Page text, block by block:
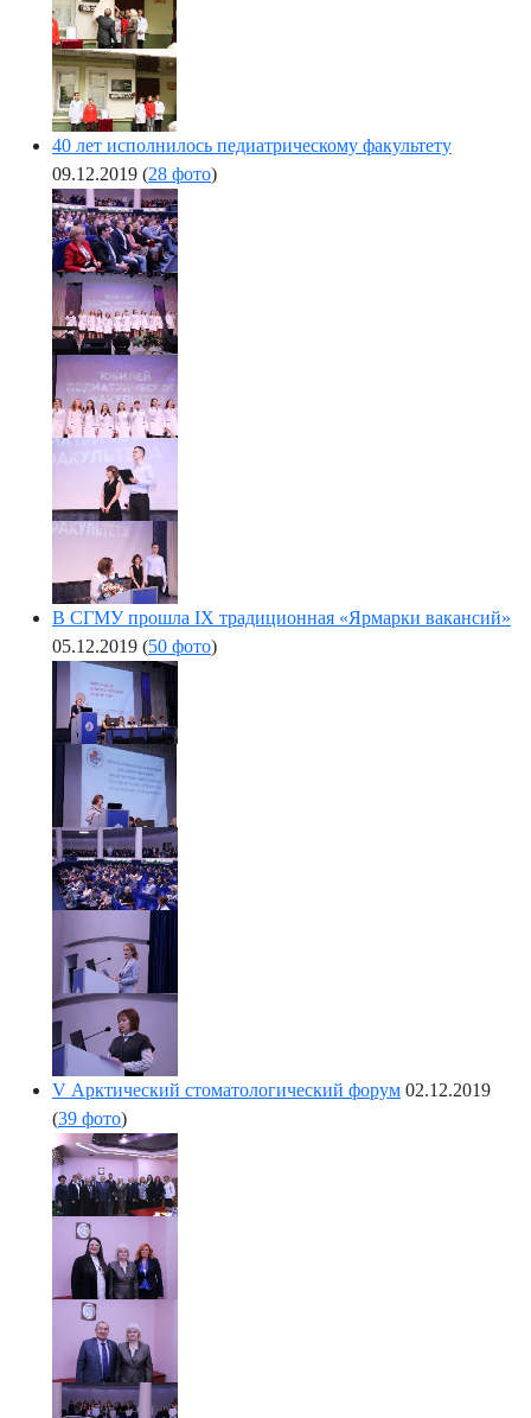
40 лет исполнилось педиатрическому факультету
09.12.2019 (28 фото)
В СГМУ прошла IX традиционная «Ярмарки вакансий»
05.12.2019 (50 фото)
V Арктический стоматологический форум 02.12.2019
(39 фото)